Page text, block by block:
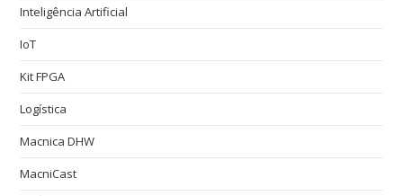
Inteligência Artificial
IoT
Kit FPGA
Logística
Macnica DHW
MacniCast